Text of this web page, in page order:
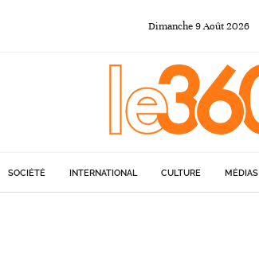
Dimanche 9Août 2026
SOCIÉTÉ INTERNATIONAL CULTURE MÉDIAS